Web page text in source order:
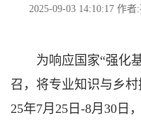
2025-09-03 14:10:17 作者
为响应国家“强化基
召，将专业知识与乡
25年7月25日-8月30日